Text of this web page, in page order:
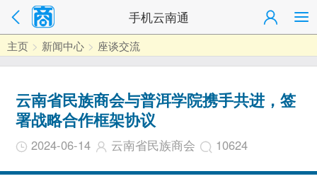
手机云南通
主页 > 新闻中心 > 座谈交流
云南省民族商会与普洱学院携手共进，签
署战略合作框架协议
2024-06-14 云南省民族商会 10624